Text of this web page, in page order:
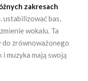
zakresach
ustabilizować bas,
wokalu. Ta
do zrównoważonego
muzyka mają swoją